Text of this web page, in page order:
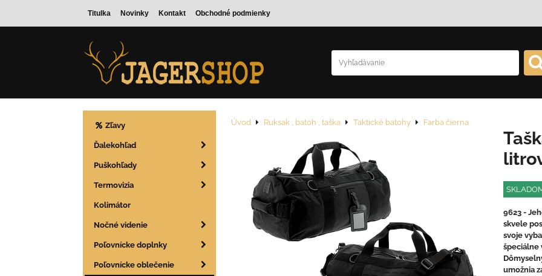
Titulka Novinky Kontakt Obchodné podmienky
Úvod Ruksak , batoh , taška Taktické batohy Farba čierna
9623 -
skvele
svoje
špeciálne
umožnia
Zľavy
Ďalekohľad
Puškohľady
Termovizia
Kolimátor
Nočné videnie
Poľovnícke doplnky
Poľovnícke oblečenie